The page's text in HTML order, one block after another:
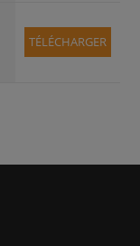
TÉLÉCHARGER